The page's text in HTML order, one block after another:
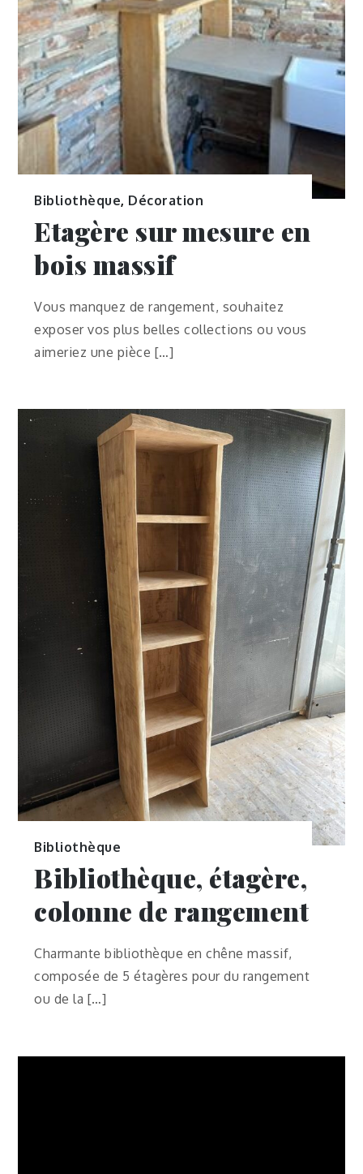
Bibliothèque, Décoration
Etagère sur mesure en
bois massif
Vous manquez de rangement, souhaitez
exposer vos plus belles collections ou vous
aimeriez une pièce […]
Bibliothèque
Bibliothèque, étagère,
colonne de rangement
Charmante bibliothèque en chêne massif,
composée de 5 étagères pour du rangement
ou de la […]